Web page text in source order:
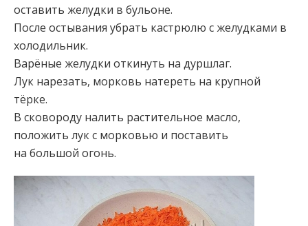
оставить желудки в бульоне.
После остывания убрать кастрюлю с желудками в
холодильник.
Варёные желудки откинуть на дуршлаг.
Лук нарезать, морковь натереть на крупной
тёрке.
В сковороду налить растительное масло,
положить лук с морковью и поставить
на большой огонь.